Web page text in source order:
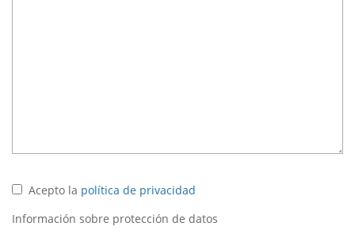
Acepto la política de privacidad
Información sobre protección de datos